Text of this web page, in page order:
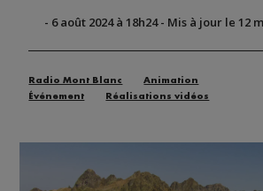
- 6 août 2024 à 18h24- Mis à jour le 12
Radio Mont Blanc
Animation
Événement
Réalisations vidéos